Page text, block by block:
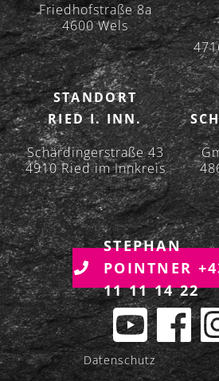
Friedhofstraße 8a
4600 Wels
STANDORT
RIED I. INN.
Schärdingerstraße 43
4910 Ried im Innkreis
STEPHAN
POINTNER
11 11 14 22
Datenschutz